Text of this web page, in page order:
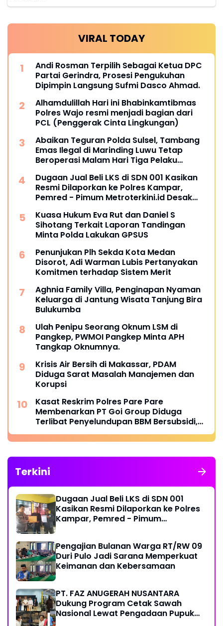
VIRAL TODAY
Andi Rosman Terpilih Sebagai Ketua DPC
Partai Gerindra, Prosesi Pengukuhan
Dipimpin Langsung Sufmi Dasco Ahmad.
Alhamdulillah Hari ini Bhabinkamtibmas
Polres Wajo resmi menjadi bagian dari
PCL (Penggerak Cinta Lingkungan)
Abaikan Teguran Polda Sulsel, Tambang
Emas Ilegal di Marinding Luwu Tetap
Beroperasi Malam Hari Tiga Pelaku
Dugaan Jual Beli LKS di SDN 001 Kasikan
Resmi Dilaporkan ke Polres Kampar,
Pemred - Pimum Metroterkini.id Desak
Kuasa Hukum Eva Rut dan Daniel S
Sihotang Terkait Laporan Tandingan
Minta Polda Lakukan GPSUS
Penunjukan Plh Sekda Kota Medan
Disorot, Adi Warman Lubis Pertanyakan
Komitmen terhadap Sistem Merit
Aghnia Family Villa, Penginapan Nyaman
Keluarga di Jantung Wisata Tanjung Bira
Bulukumba
Ulah Penipu Seorang Oknum LSM di
Pangkep, PWMOI Pangkep Minta APH
Tangkap Oknumnya.
Krisis Air Bersih di Makassar, PDAM
Diduga Sarat Masalah Manajemen dan
Korupsi
Kasat Reskrim Polres Pare Pare
Membenarkan PT Goi Group Diduga
Terlibat Penyelundupan BBM Bersubsidi,
Mobil Tangki Diamankan di Polres Pare
pare
Terkini
Dugaan Jual Beli LKS di SDN 001
Kasikan Resmi Dilaporkan ke Polres
Kampar, Pemred - Pimum
Pengajian Bulanan Warga RT/RW 09
Duri Pulo Jadi Sarana Memperkuat
Keimanan dan Kebersamaan
PT. FAZ ANUGERAH NUSANTARA
Dukung Program Cetak Sawah
Nasional Lewat Pengadaan Pupuk